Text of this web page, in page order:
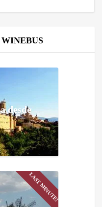
desde
LAST MINUTE!